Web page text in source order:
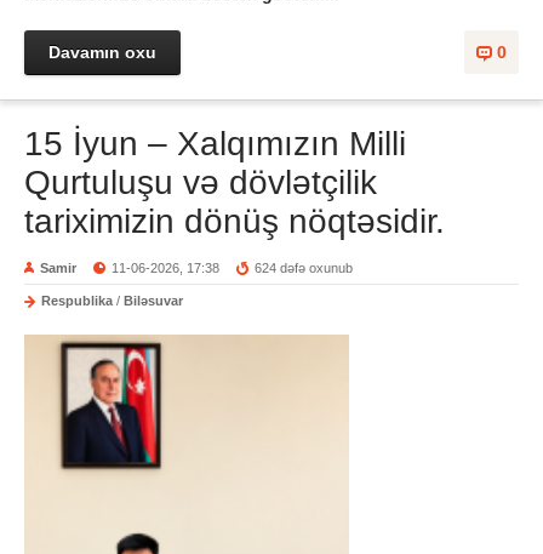
0
Davamın oxu
15 İyun – Xalqımızın Milli
Qurtuluşu və dövlətçilik
tariximizin dönüş nöqtəsidir.
Samir 11-06-2026, 17:38 624 dəfə oxunub
Respublika / Biləsuvar